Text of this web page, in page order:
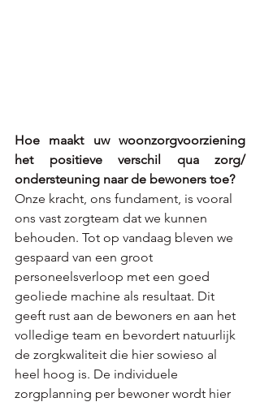
Hoe maakt uw woonzorgvoorziening
het positieve verschil qua zorg/
ondersteuning naar de bewoners toe?
Onze kracht, ons fundament, is vooral
ons vast zorgteam dat we kunnen
behouden. Tot op vandaag bleven we
gespaard van een groot
personeelsverloop met een goed
geoliede machine als resultaat. Dit
geeft rust aan de bewoners en aan het
volledige team en bevordert natuurlijk
de zorgkwaliteit die hier sowieso al
heel hoog is. De individuele
zorgplanning per bewoner wordt hier